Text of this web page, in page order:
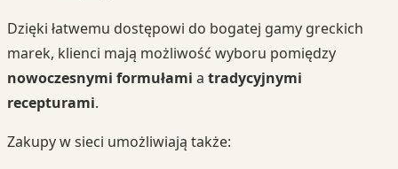
Dzięki łatwemu dostępowi do bogatej gamy greckich
marek, klienci mają możliwość wyboru pomiędzy
nowoczesnymi formułami a tradycyjnymi
recepturami.
Zakupy w sieci umożliwiają także: